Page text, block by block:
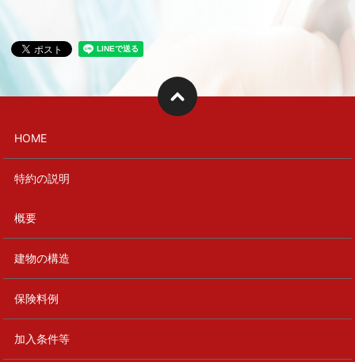
HOME
特約の説明
概要
建物の構造
保険料例
加入条件等